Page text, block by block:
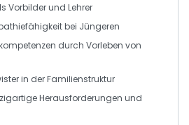
Vorbilderund Lehrer
bei Jüngeren
durch Vorleben von
in derFamilienstruktur
Herausforderungen und